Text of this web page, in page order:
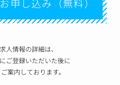
申し込み（無料）
人情報の詳細は、
ご登録いただいた後に
案内しております。